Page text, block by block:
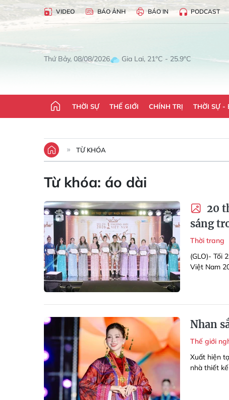
VIDEO BÁO ẢNH BÁO IN PODCAST
Thứ Bảy, 08/08/2026 Gia Lai, 21°C - 25.9°C
THỜI SỰ THẾ GIỚI CHÍNH TRỊ THỜI SỰ -
TỪ KHÓA
Từ khóa: áo dài
20
sáng
Thời trang
(GLO)- Tối
Việt Nam
Nhan
Thế giới
Xuất hiện
nhà thiết